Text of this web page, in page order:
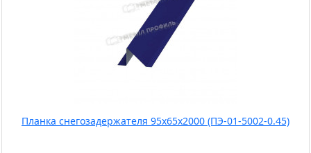
Планка снегозадержателя 95х65х2000 (ПЭ-01-5002-0.45)